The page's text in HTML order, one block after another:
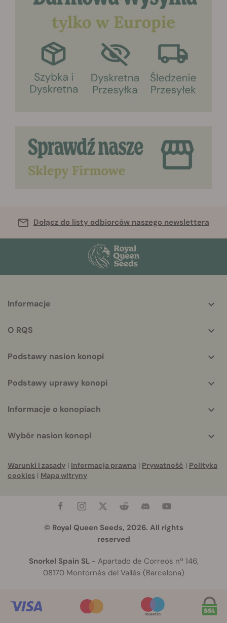
Dołącz do listy odbiorców naszego newslettera
helpful
Informacje
O RQS
Podstawy nasion konopi
Podstawy uprawy konopi
Informacje o konopiach
Wybór nasion konopi
Warunki i zasady | Informacja prawna | Prywatność | Polityka
cookies | Mapa witryny
© Royal Queen Seeds, 2026. All rights
reserved
Snorkel Spain SL- Apartado de Correos nº 146,
08170 Montornès del Vallès (Barcelona)